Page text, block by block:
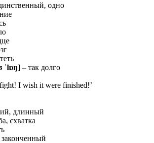
одно
ˈlɒŋ] – так долго
I wish it were finished!’
длинный
схватка
законченный